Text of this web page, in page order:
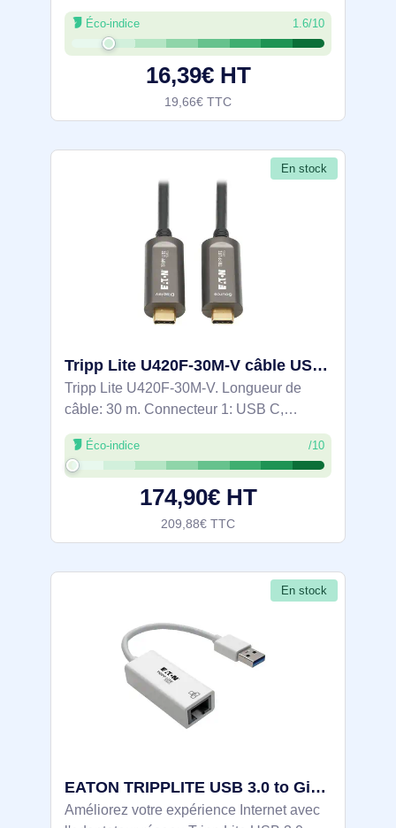
connectivité polyvalente et puissante
conçue pour répondre aux exigences de
transfert de données à grande vitesse et
Éco-indice 1.6/10
16,39€ HT
19,66€ TTC
En stock
Tripp Lite U420F-30M-V câble USB USB C Noir
Tripp Lite U420F-30M-V. Longueur de
câble: 30 m. Connecteur 1: USB C,
Connecteur 2: USB C, Contacts du
connecteur de placage: Or, Couleur du
produit: Noir
Éco-indice /10
174,90€ HT
209,88€ TTC
En stock
EATON TRIPPLITE USB 3.0 to Gigabit Ethernet NIC Network - U336-000-GBW
Améliorez votre expérience Internet avec